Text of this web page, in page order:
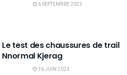
6 SEPTEMBRE 2023
Le test des chaussures de trail
Nnormal Kjerag
16 JUIN 2023